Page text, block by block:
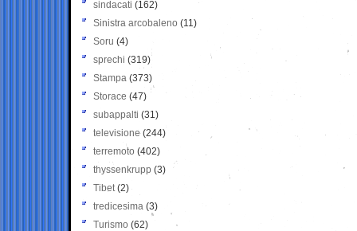
sindacati (162)
Sinistra arcobaleno (11)
Soru (4)
sprechi (319)
Stampa (373)
Storace (47)
subappalti (31)
televisione(244)
terremoto (402)
thyssenkrupp (3)
Tibet(2)
tredicesima (3)
Turismo (62)